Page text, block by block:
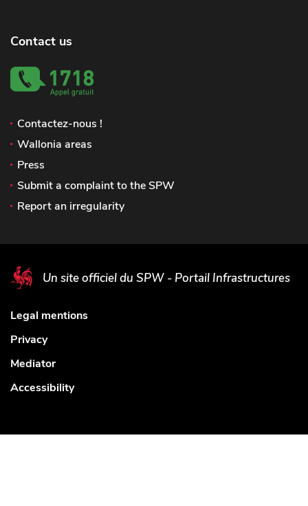
Contact us
Contactez-nous !
Wallonia areas
Press
Submit a complaint to the SPW
Report an irregularity
Un site officiel du SPW - Portail Infrastructures
Legal mentions
Privacy
Mediator
Accessibility